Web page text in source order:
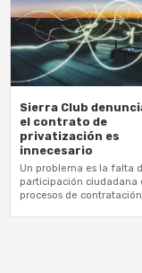
Sierra Club
el contrato de
privatización es
innecesario
Un problema es la falta
participación ciudadana
procesos de